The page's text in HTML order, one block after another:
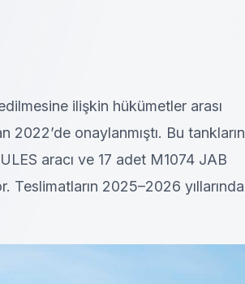
ilişkin hükümetler arası
onaylanmıştı. Bu tankların
aracı ve 17 adet M1074 JAB
Teslimatların 2025–2026 yıllarında